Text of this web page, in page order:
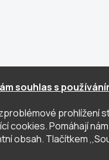
souhlas s
prohlížení
cookies. Pomáhají
obsah. Tlačítkem